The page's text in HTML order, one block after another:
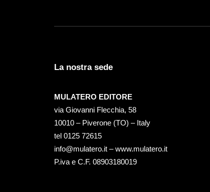
La nostra sede
MULATERO EDITORE
via Giovanni Flecchia, 58
10010 – Piverone (TO) – Italy
tel ‭0125 72615‬
info@mulatero.it –www.mulatero.it
P.iva e C.F. 08903180019